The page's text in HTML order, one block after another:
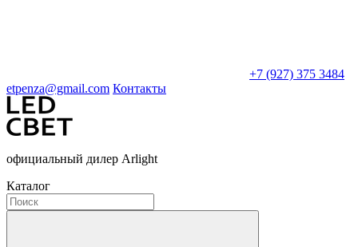
+7 (927) 375 3484
etpenza@gmail.com Контакты
официальный дилер Arlight
Каталог